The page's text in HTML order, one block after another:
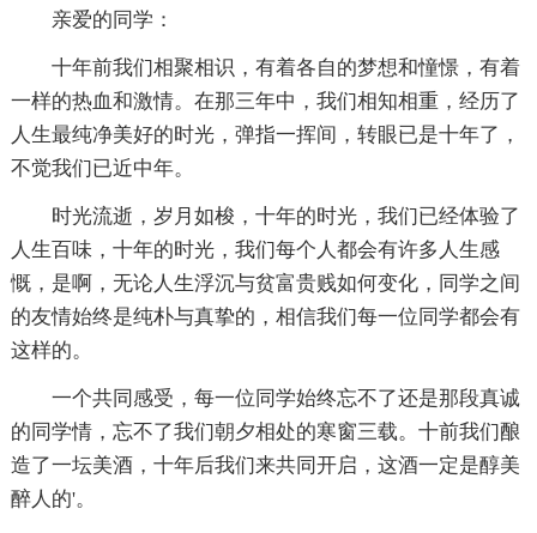
亲爱的同学：
十年前我们相聚相识，有着各自的梦想和憧憬，有着
一样的热血和激情。在那三年中，我们相知相重，经历了
人生最纯净美好的时光，弹指一挥间，转眼已是十年了，
不觉我们已近中年。
时光流逝，岁月如梭，十年的时光，我们已经体验了
人生百味，十年的时光，我们每个人都会有许多人生感
慨，是啊，无论人生浮沉与贫富贵贱如何变化，同学之间
的友情始终是纯朴与真挚的，相信我们每一位同学都会有
这样的。
一个共同感受，每一位同学始终忘不了还是那段真诚
的同学情，忘不了我们朝夕相处的寒窗三载。十前我们酿
造了一坛美酒，十年后我们来共同开启，这酒一定是醇美
醉人的'。